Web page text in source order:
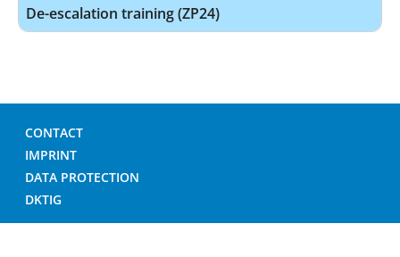
De-escalation training (ZP24)
CONTACT
IMPRINT
DATA PROTECTION
DKTIG